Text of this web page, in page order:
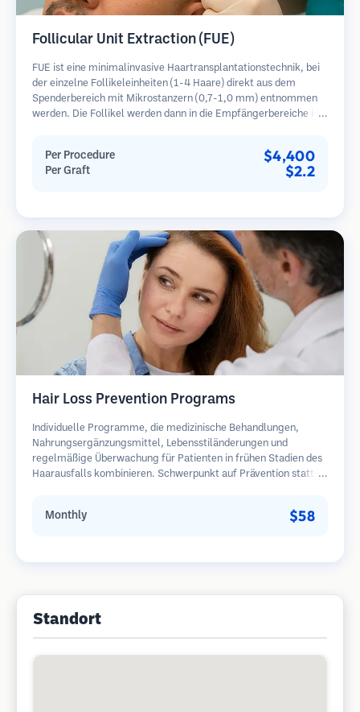
Follicular Unit Extraction (FUE)
FUE ist eine minimalinvasive Haartransplantationstechnik, bei
der einzelne Follikeleinheiten (1-4 Haare) direkt aus dem
Spenderbereich mit Mikrostanzern (0,7-1,0 mm) entnommen
werden. Die Follikel werden dann in die Empfängerbereiche in
im Vergleich zu Streifenentnahmemethoden.
Per Procedure $4,400
Per Graft $2.2
Hair Loss Prevention Programs
Individuelle Programme, die medizinische Behandlungen,
Nahrungsergänzungsmittel, Lebensstiländerungen und
regelmäßige Überwachung für Patienten in frühen Stadien des
Haarausfalls kombinieren. Schwerpunkt auf Prävention statt
Monthly $58
Standort